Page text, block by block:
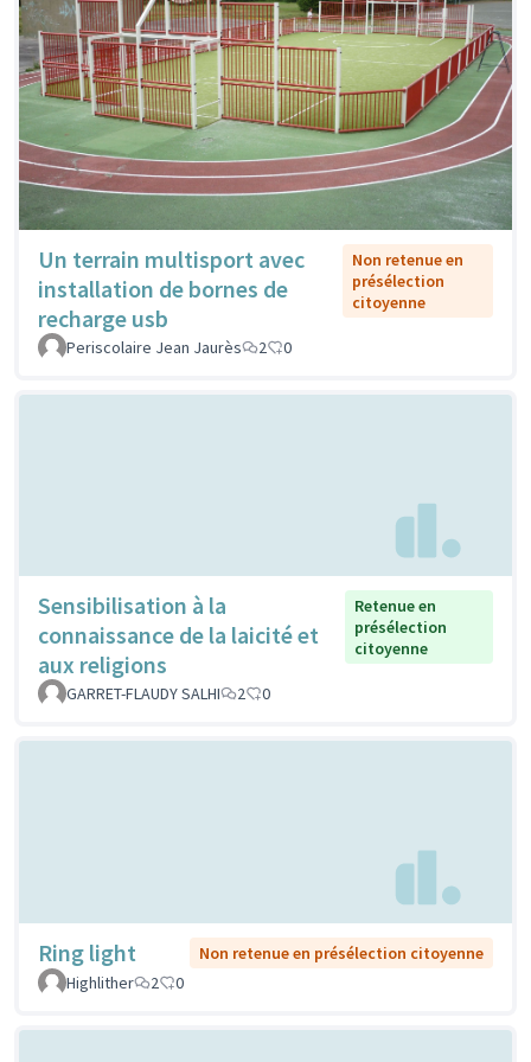
Un terrain multisport avec
installation de bornes de
recharge usb
Non retenue en
présélection
citoyenne
Periscolaire Jean Jaurès 2 0
Sensibilisation à la
connaissance de la laicité et
aux religions
Retenue en
présélection
citoyenne
GARRET-FLAUDY SALHI 2 0
Ring light
Non retenue en présélection citoyenne
Highlither
2 0